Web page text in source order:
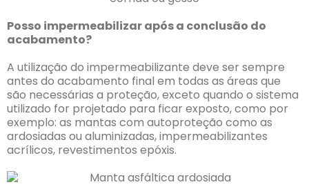
Posso impermeabilizar após a conclusão do
acabamento?
A utilização do impermeabilizante deve ser sempre
antes do acabamento final em todas as áreas que
são necessárias a proteção, exceto quando o sistema
utilizado for projetado para ficar exposto, como por
exemplo: as mantas com autoproteção como as
ardosiadas ou aluminizadas, impermeabilizantes
acrílicos, revestimentos epóxis.